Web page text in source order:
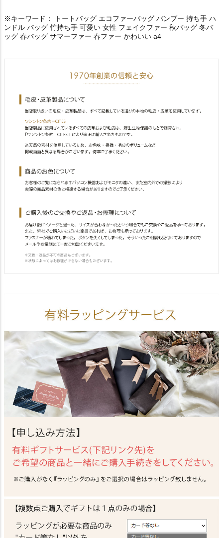
※キーワード： トートバッグ エコファーバッグ バンブー 持ち手 ハ
ンドル バッグ 竹持ち手 可愛い 女性 フェイクファー 秋バッグ 冬バ
ッグ 春バッグ サマーファー 春ファー かわいい a4